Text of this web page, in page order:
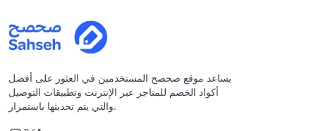
يساعد موقع صحصح المستخدمين في العثور على أفضل
أكواد الخصم للمتاجر عبر الإنترنت وتطبيقات التوصيل
والتي يتم تحديثها باستمرار.